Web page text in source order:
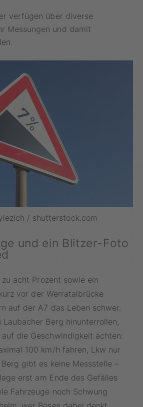
verfügen über diverse
Messungen und damit
/ shutterstock.com
und ein Blitzer-Foto
acht Prozent sowie ein
vor der Werratalbrücke
auf der A7 das Leben schwer.
Laubacher Berg hinunterrollen,
die Geschwindigkeit achten:
100 km/h fahren, Lkw nur
gibt es keine Messstelle –
erst am Ende des Gefälles
Fahrzeuge noch Schwung